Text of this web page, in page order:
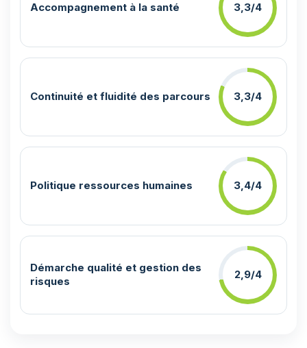
Accompagnement à la santé 3,3/4
Continuité et fluidité des parcours 3,3/4
Politique ressources humaines 3,4/4
Démarche qualité et gestion des
risques
2,9/4